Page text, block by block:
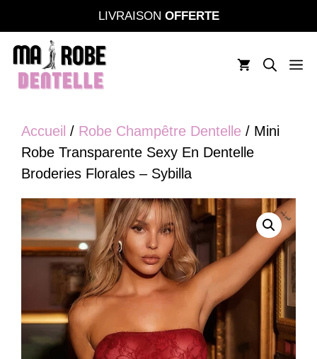
au
contenu
LIVRAISON OFFERTE
Accueil / Robe Champêtre Dentelle / Mini
Robe Transparente Sexy En Dentelle
Broderies Florales – Sybilla